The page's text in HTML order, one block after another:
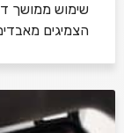
שימוש ממושך
הצמיגים